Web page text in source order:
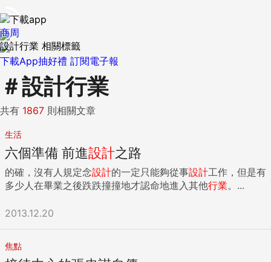
下載App抽好禮 訂閱電子報
商周
設計行業 相關標籤
＃設計行業
共有 1867 則相關文章
生活
六個準備 前進設計之路
的確，沒有人規定念設計的一定只能夠從事設計工作，但是有
多少人在畢業之後跌跌撞撞地才認命地進入其他行業。...
2013.12.20
焦點